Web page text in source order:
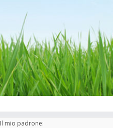
Il mio padrone: